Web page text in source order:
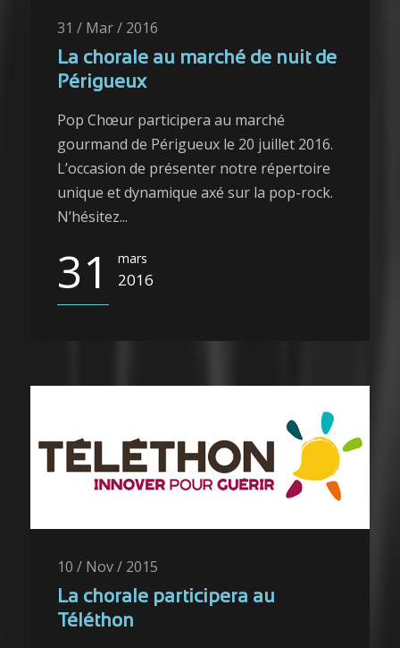
31 / Mar / 2016
La chorale au marché de nuit de
Périgueux
Pop Chœur participera au marché
gourmand de Périgueux le 20 juillet 2016.
L’occasion de présenter notre répertoire
unique et dynamique axé sur la pop-rock.
N’hésitez...
31 mars
2016
10 / Nov / 2015
La chorale participera au
Téléthon